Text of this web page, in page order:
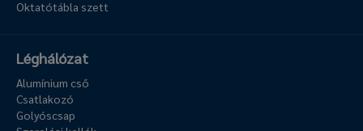
Oktatótábla szett
Léghálózat
Alumínium cső
Csatlakozó
Golyóscsap